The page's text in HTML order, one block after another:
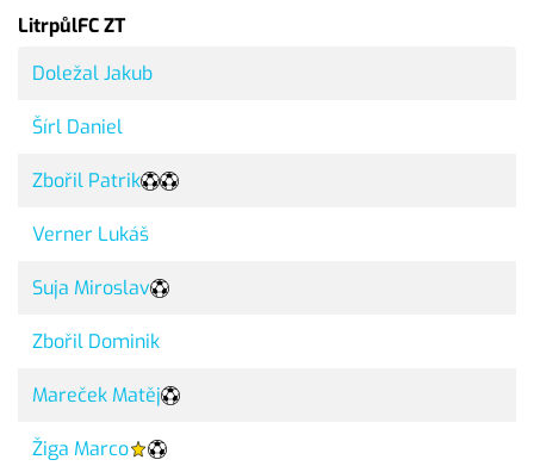
LitrpůlFC ZT
Doležal Jakub
Šírl Daniel
Zbořil Patrik
Verner Lukáš
Suja Miroslav
Zbořil Dominik
Mareček Matěj
Žiga Marco